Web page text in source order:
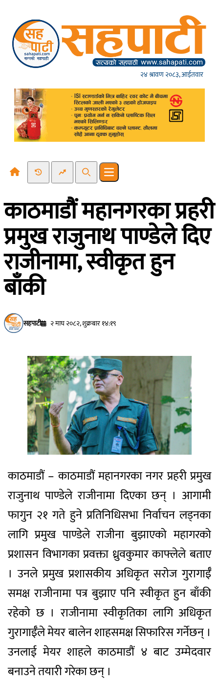
२४ श्रावण २०८३, आईतवार
Recent NewsTrending News
SearchOpen main menu
काठमाडौं महानगरका प्रहरी
प्रमुख राजुनाथ पाण्डेले दिए
राजीनामा, स्वीकृत हुन
बाँकी
सहपाटी २ माघ २०८२, शुक्रबार १४:१९
काठमाडौं – काठमाडौं महानगरका नगर प्रहरी प्रमुख
राजुनाथ पाण्डेले राजीनामा दिएका छन् । आगामी
फागुन २१ गते हुने प्रतिनिधिसभा निर्वाचन लड्नका
लागि प्रमुख पाण्डेले राजीना बुझाएको महागरको
प्रशासन विभागका प्रवक्ता ध्रुवकुमार काफ्लेले बताए
। उनले प्रमुख प्रशासकीय अधिकृत सरोज गुरागाईँ
समक्ष राजीनामा पत्र बुझाए पनि स्वीकृत हुन बाँकी
रहेको छ । राजीनामा स्वीकृतिका लागि अधिकृत
गुरागाईँले मेयर बालेन शाहसमक्ष सिफारिस गर्नेछन् ।
उनलाई मेयर शाहले काठमाडौं ४ बाट उम्मेदवार
बनाउने तयारी गरेका छन् ।